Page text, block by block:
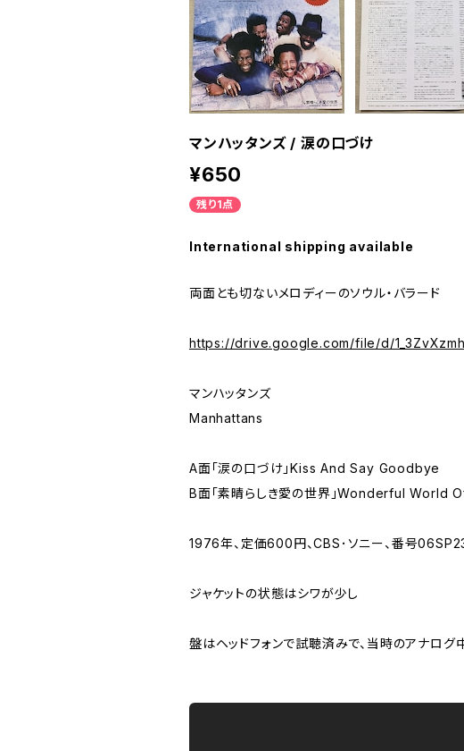
マンハッタンズ / 涙の口づけ
¥650
残り1点
International shipping available
両面とも切ないメロディーのソウル・バラード
https://drive.google.com/file/d/
マンハッタンズ
Manhattans
A面「涙の口づけ」Kiss And Say Goodbye
B面「素晴らしき愛の世界」Wonderful World
1976年、定価600円、CBS･ソニー、番号
ジャケットの状態はシワが少し
盤はヘッドフォンで試聴済みで、当時のアナロ